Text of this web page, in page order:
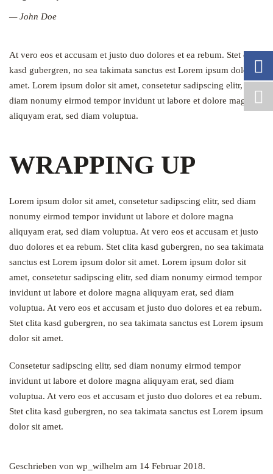
John Doe
At vero eos et accusam et justo duo dolores et ea rebum. Stet clita
kasd gubergren, no sea takimata sanctus est Lorem ipsum dolor sit
amet. Lorem ipsum dolor sit amet, consetetur sadipscing elitr, sed
diam nonumy eirmod tempor invidunt ut labore et dolore magna
aliquyam erat, sed diam voluptua.
WRAPPING UP
Lorem ipsum dolor sit amet, consetetur sadipscing elitr, sed diam
nonumy eirmod tempor invidunt ut labore et dolore magna
aliquyam erat, sed diam voluptua. At vero eos et accusam et justo
duo dolores et ea rebum. Stet clita kasd gubergren, no sea takimata
sanctus est Lorem ipsum dolor sit amet. Lorem ipsum dolor sit
amet, consetetur sadipscing elitr, sed diam nonumy eirmod tempor
invidunt ut labore et dolore magna aliquyam erat, sed diam
voluptua. At vero eos et accusam et justo duo dolores et ea rebum.
Stet clita kasd gubergren, no sea takimata sanctus est Lorem ipsum
dolor sit amet.
Consetetur sadipscing elitr, sed diam nonumy eirmod tempor
invidunt ut labore et dolore magna aliquyam erat, sed diam
voluptua. At vero eos et accusam et justo duo dolores et ea rebum.
Stet clita kasd gubergren, no sea takimata sanctus est Lorem ipsum
dolor sit amet.
Geschrieben von wp_wilhelm am 14 Februar 2018.